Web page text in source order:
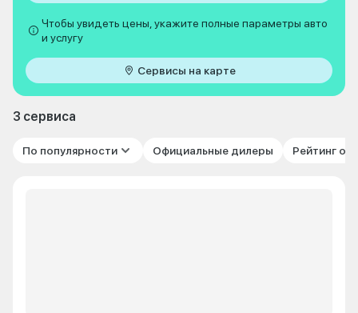
Чтобы увидеть цены, укажите полные параметры авто
и услугу
Сервисы на карте
3 сервиса
По популярности Официальные дилеры Рейтинг